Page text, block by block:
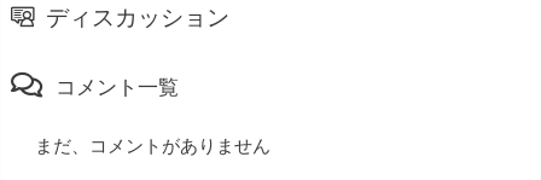
ディスカッション
コメント一覧
まだ、コメントがありません